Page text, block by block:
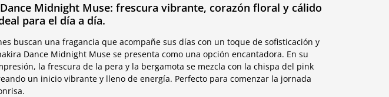
Midnight Muse: frescura vibrante, corazón floral y cálido
para el día a día.
buscan una fragancia que acompañe sus días con un toque de sofisticación y
Dance Midnight Muse se presenta como una opción encantadora. En su
la frescura de la pera y la bergamota se mezcla con la chispa del pink
un inicio vibrante y lleno de energía. Perfecto para comenzar la jornada